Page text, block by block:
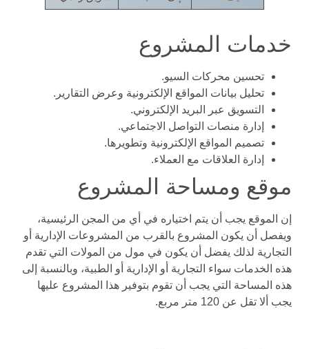
خدمات المشروع
تحسين محركات السيو.
تحليل بيانات المواقع الإلكترونية وعرض التقارير.
التسويق عبر البريد الإلكتروني.
إدارة منصات التواصل الاجتماعي.
تصميم المواقع الإلكترونية وتطويرها.
إدارة العلاقات مع العملاء.
موقع ومساحة المشروع
إن الموقع يجب أن يتم اختياره في أي من المجن الرئيسية،
ويفصل أن يكون المشروع بالقرب من المشروعات الإدارية أو
التجارية لذلك يفضل أن يكون في مول من المولات التي تقدم
هذه الخدمات سواء التجارية أو الإدارية أو الطبية، وبالنسبة إلى
هذه المساحة التي يجب أن تقوم بتوفير هذا المشروع عليها
يجب ألا تقل عن 120 متر مربع.